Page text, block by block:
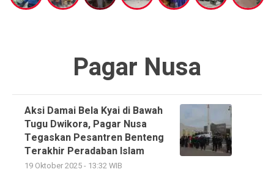
Pagar Nusa
Aksi Damai Bela Kyai di Bawah
Tugu Dwikora, Pagar Nusa
Tegaskan Pesantren Benteng
Terakhir Peradaban Islam
19 Oktober 2025 - 13:32 WIB